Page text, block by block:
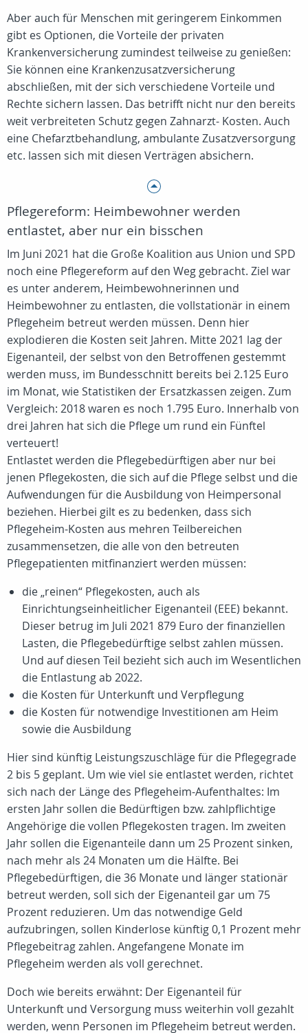
Aber auch für Menschen mit geringerem Einkommen
gibt es Optionen, die Vorteile der privaten
Krankenversicherung zumindest teilweise zu genießen:
Sie können eine Krankenzusatzversicherung
abschließen, mit der sich verschiedene Vorteile und
Rechte sichern lassen. Das betrifft nicht nur den bereits
weit verbreiteten Schutz gegen Zahnarzt- Kosten. Auch
eine Chefarztbehandlung, ambulante Zusatzversorgung
etc. lassen sich mit diesen Verträgen absichern.
Pflegereform: Heimbewohner werden
entlastet, aber nur ein bisschen
Im Juni 2021 hat die Große Koalition aus Union und SPD
noch eine Pflegereform auf den Weg gebracht. Ziel war
es unter anderem, Heimbewohnerinnen und
Heimbewohner zu entlasten, die vollstationär in einem
Pflegeheim betreut werden müssen. Denn hier
explodieren die Kosten seit Jahren. Mitte 2021 lag der
Eigenanteil, der selbst von den Betroffenen gestemmt
werden muss, im Bundesschnitt bereits bei 2.125 Euro
im Monat, wie Statistiken der Ersatzkassen zeigen. Zum
Vergleich: 2018 waren es noch 1.795 Euro. Innerhalb von
drei Jahren hat sich die Pflege um rund ein Fünftel
verteuert!
Entlastet werden die Pflegebedürftigen aber nur bei
jenen Pflegekosten, die sich auf die Pflege selbst und die
Aufwendungen für die Ausbildung von Heimpersonal
beziehen. Hierbei gilt es zu bedenken, dass sich
Pflegeheim-Kosten aus mehren Teilbereichen
zusammensetzen, die alle von den betreuten
Pflegepatienten mitfinanziert werden müssen:
die „reinen“ Pflegekosten, auch als
Einrichtungseinheitlicher Eigenanteil (EEE) bekannt.
Dieser betrug im Juli 2021 879 Euro der finanziellen
Lasten, die Pflegebedürftige selbst zahlen müssen.
Und auf diesen Teil bezieht sich auch im Wesentlichen
die Entlastung ab 2022.
die Kosten für Unterkunft und Verpflegung
die Kosten für notwendige Investitionen am Heim
sowie die Ausbildung
Hier sind künftig Leistungszuschläge für die Pflegegrade
2 bis 5 geplant. Um wie viel sie entlastet werden, richtet
sich nach der Länge des Pflegeheim-Aufenthaltes: Im
ersten Jahr sollen die Bedürftigen bzw. zahlpflichtige
Angehörige die vollen Pflegekosten tragen. Im zweiten
Jahr sollen die Eigenanteile dann um 25 Prozent sinken,
nach mehr als 24 Monaten um die Hälfte. Bei
Pflegebedürftigen, die 36 Monate und länger stationär
betreut werden, soll sich der Eigenanteil gar um 75
Prozent reduzieren. Um das notwendige Geld
aufzubringen, sollen Kinderlose künftig 0,1 Prozent mehr
Pflegebeitrag zahlen. Angefangene Monate im
Pflegeheim werden als voll gerechnet.
Doch wie bereits erwähnt: Der Eigenanteil für
Unterkunft und Versorgung muss weiterhin voll gezahlt
werden, wenn Personen im Pflegeheim betreut werden.